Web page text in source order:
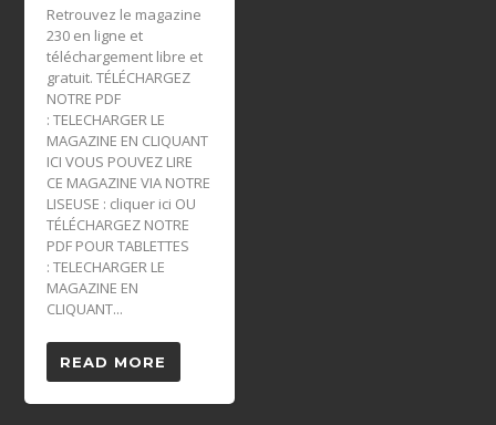
Retrouvez le magazine
230 en ligne et
téléchargement libre et
gratuit. TÉLÉCHARGEZ
NOTRE PDF
: TELECHARGER LE
MAGAZINE EN CLIQUANT
ICI VOUS POUVEZ LIRE
CE MAGAZINE VIA NOTRE
LISEUSE : cliquer ici OU
TÉLÉCHARGEZ NOTRE
PDF POUR TABLETTES
: TELECHARGER LE
MAGAZINE EN
CLIQUANT...
READ MORE